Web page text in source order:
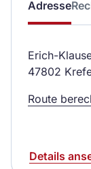
Adresse
Erich-
47802
Route
Details